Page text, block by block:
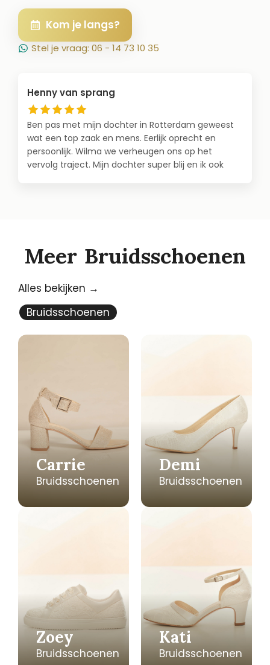
Kom je langs?
Stel je vraag: 06 - 14 73 10 35
Henny van sprang
Ben pas met mijn dochter in Rotterdam geweest
wat een top zaak en mens. Eerlijk oprecht en
persoonlijk. Wilma we verheugen ons op het
vervolg traject. Mijn dochter super blij en ik ook
Meer Bruidsschoenen
Alles bekijken →
Bruidsschoenen
Carrie
Bruidsschoenen
Demi
Bruidsschoenen
Zoey
Bruidsschoenen
Kati
Bruidsschoenen